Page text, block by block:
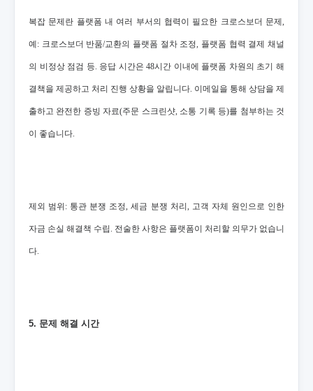
복잡 문제란 플랫폼 내 여러 부서의 협력이 필요한 크로스보더 문제,
예: 크로스보더 반품/교환의 플랫폼 절차 조정, 플랫폼 협력 결제 채널
의 비정상 점검 등. 응답 시간은 48시간 이내에 플랫폼 차원의 초기 해
결책을 제공하고 처리 진행 상황을 알립니다. 이메일을 통해 상담을 제
출하고 완전한 증빙 자료(주문 스크린샷, 소통 기록 등)를 첨부하는 것
이 좋습니다.
제외 범위: 통관 분쟁 조정, 세금 분쟁 처리, 고객 자체 원인으로 인한
자금 손실 해결책 수립. 전술한 사항은 플랫폼이 처리할 의무가 없습니
다.
5. 문제 해결 시간